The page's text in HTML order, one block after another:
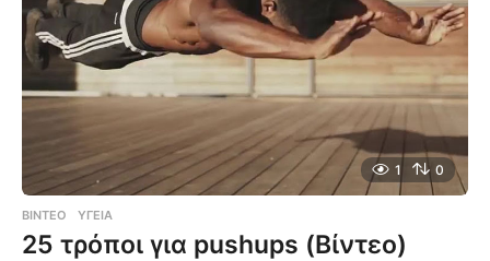
1 0
ΒΊΝΤΕΟ ΥΓΕΊΑ
25 τρόποι για pushups (Βίντεο)